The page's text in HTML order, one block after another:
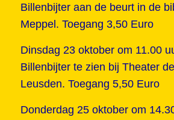
Billenbijter aan de beurt in de
Meppel. Toegang 3,50 Euro
Dinsdag 23 oktober om 11.00
Billenbijter te zien bij Theater
Leusden. Toegang 5,50 Euro
Donderdag 25 oktober om